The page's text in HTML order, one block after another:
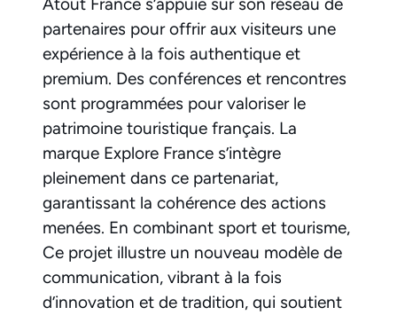
partenaires pour offrir aux visiteurs une
expérience à la fois authentique et
premium. Des conférences et rencontres
sont programmées pour valoriser le
patrimoine touristique français. La
marque Explore France s’intègre
pleinement dans ce partenariat,
garantissant la cohérence des actions
menées. En combinant sport et tourisme,
Ce projet illustre un nouveau modèle de
communication, vibrant à la fois
d’innovation et de tradition, qui soutient